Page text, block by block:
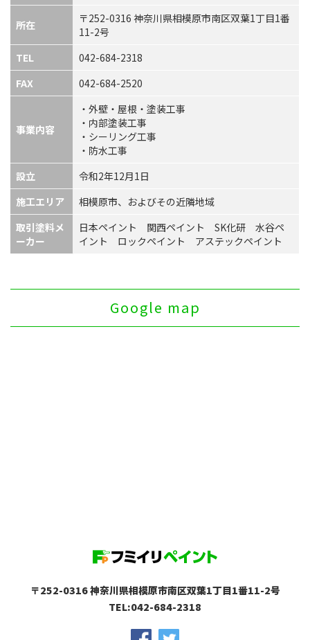
ブログ
お問い合わせ
会社案内
080-5375-7224
所在
〒252-0316 神奈川県相模原市南区双葉1丁目1番
11-2号
TEL
042-684-2318
FAX
042-684-2520
事業内容
・外壁・屋根・塗装工事
・内部塗装工事
・シーリング工事
・防水工事
設立
令和2年12月1日
施工エリア
相模原市、およびその近隣地域
取引塗料メ
ーカー
日本ペイント 関西ペイント SK化研 水谷ペ
イント ロックペイント アステックペイント
Google map
〒252-0316 神奈川県相模原市南区双葉1丁目1番11-2号
TEL:042-684-2318